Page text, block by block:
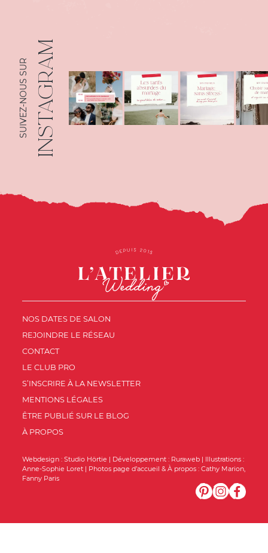
INSTAGRAM
SUIVEZ-NOUS SUR
NOS DATES DE SALON
REJOINDRE LE RÉSEAU
CONTACT
LE CLUB PRO
S’INSCRIRE À LA NEWSLETTER
MENTIONS LÉGALES
ÊTRE PUBLIÉ SUR LE BLOG
À PROPOS
Webdesign :Studio Hörtie | Développement : Ruraweb | Illustrations :
Anne-Sophie Loret | Photos page d’accueil & À propos :Cathy Marion
Fanny Paris